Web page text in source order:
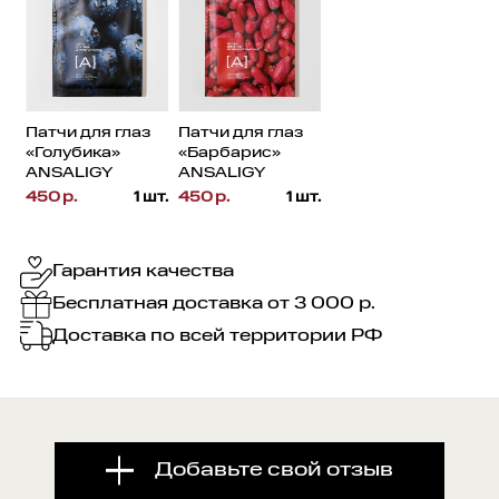
Патчи для глаз
«Голубика»
ANSALIGY
450 р. 1 шт.
Патчи для глаз
«Барбарис»
ANSALIGY
450 р. 1 шт.
Гарантия качества
Бесплатная доставка от 3 000 р.
Доставка по всей территории РФ
Добавьте свой отзыв